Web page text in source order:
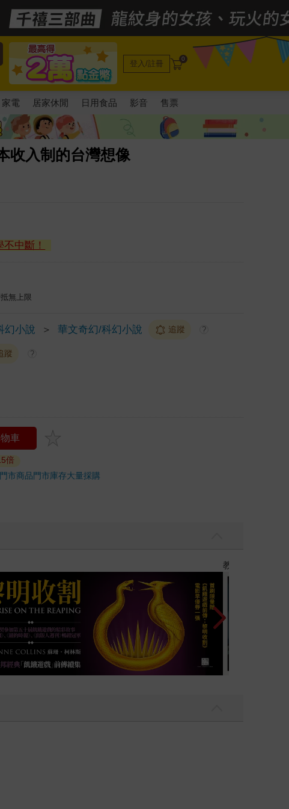
登入/註冊 0
家電 居家休閒 日用食品 影音 售票
收入制的台灣想像
中斷！
無上限
幻小說 ＞ 華文奇幻/科幻小說 追蹤 ?
蹤 ?
車
倍
市商品門市庫存大量採購
】 世界上最透明